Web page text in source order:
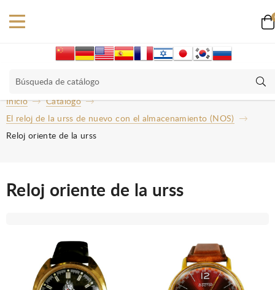
Inicio
Catalogo
El reloj de la urss de nuevo con el almacenamiento (NOS)
Reloj oriente de la urss
Reloj oriente de la urss